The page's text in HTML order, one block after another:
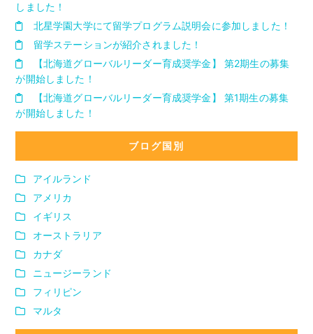
しました！
北星学園大学にて留学プログラム説明会に参加しました！
留学ステーションが紹介されました！
【北海道グローバルリーダー育成奨学金】 第2期生の募集
が開始しました！
【北海道グローバルリーダー育成奨学金】 第1期生の募集
が開始しました！
ブログ国別
アイルランド
アメリカ
イギリス
オーストラリア
カナダ
ニュージーランド
フィリピン
マルタ